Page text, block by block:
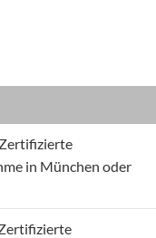
in München oder